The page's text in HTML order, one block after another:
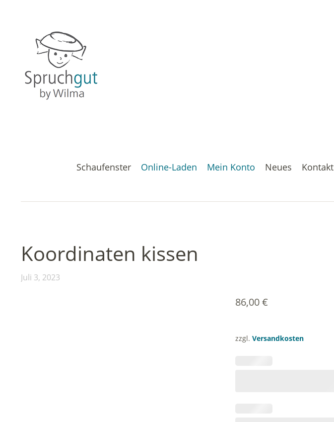
Schaufenster Online-Laden Mein Konto Neues Kontakt
Koordinaten kissen
Juli 3, 2023
86,00€
zzgl.Versandkosten